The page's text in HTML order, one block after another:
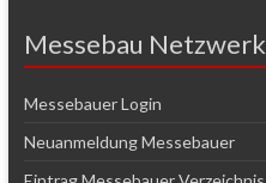
Messebau Netzwerk
Messebauer Login
Neuanmeldung Messebauer